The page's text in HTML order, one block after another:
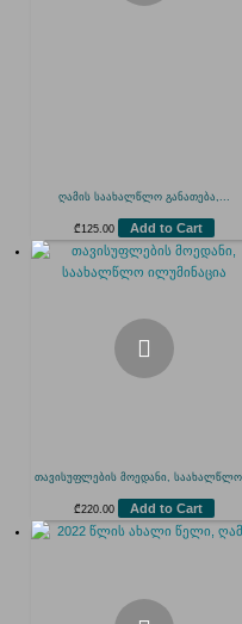
ღამის საახალწლო განათება,...
₾ 125.00 Add to Cart
თავისუფლების მოედანი,
₾220.00 Add to Cart